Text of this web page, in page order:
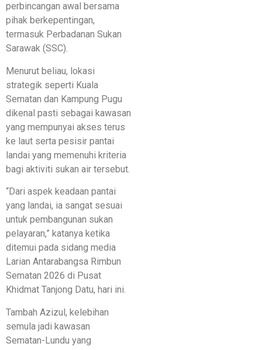
perbincangan awal bersama
pihak berkepentingan,
termasuk Perbadanan Sukan
Sarawak (SSC).
Menurut beliau, lokasi
strategik seperti Kuala
Sematan dan Kampung Pugu
dikenal pasti sebagai kawasan
yang mempunyai akses terus
ke laut serta pesisir pantai
landai yang memenuhi kriteria
bagi aktiviti sukan air tersebut.
“Dari aspek keadaan pantai
yang landai, ia sangat sesuai
untuk pembangunan sukan
pelayaran,” katanya ketika
ditemui pada sidang media
Larian Antarabangsa Rimbun
Sematan 2026 di Pusat
Khidmat Tanjong Datu, hari ini.
Tambah Azizul, kelebihan
semula jadi kawasan
Sematan-Lundu yang